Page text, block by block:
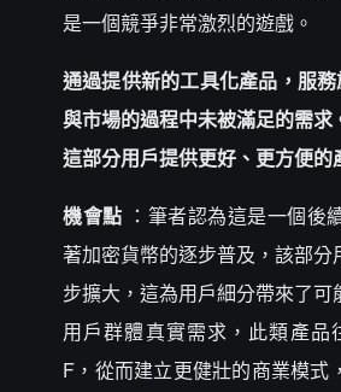
是一個競爭非常激烈的遊戲。
通過提供新的工具化產品，服
與市場的過程中未被滿足的需
這部分用戶提供更好、更方便的
機會點 ：筆者認為這是一個後
著加密貨幣的逐步普及，該部
步擴大，這為用戶細分帶來了
用戶群體真實需求，此類產品
F，從而建立更健壯的商業模式